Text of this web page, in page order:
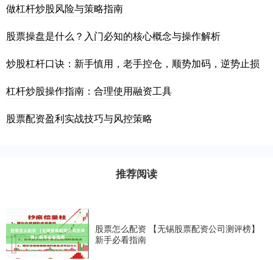
做杠杆炒股风险与策略指南
股票操盘是什么？入门必知的核心概念与操作解析
炒股杠杆口诀：新手慎用，老手控仓，顺势加码，逆势止损
杠杆炒股操作指南：合理使用融资工具
股票配资盈利实战技巧与风控策略
推荐阅读
股票怎么配资 【无锡股票配资公司测评榜】
新手必看指南